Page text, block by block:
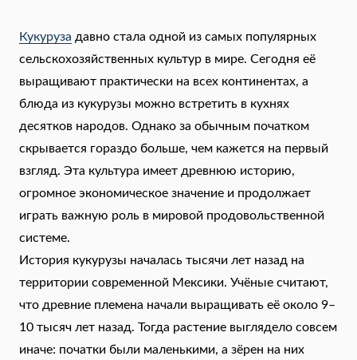
Кукуруза давно стала одной из самых популярных
сельскохозяйственных культур в мире. Сегодня её
выращивают практически на всех континентах, а
блюда из кукурузы можно встретить в кухнях
десятков народов. Однако за обычным початком
скрывается гораздо больше, чем кажется на первый
взгляд. Эта культура имеет древнюю историю,
огромное экономическое значение и продолжает
играть важную роль в мировой продовольственной
системе.
История кукурузы началась тысячи лет назад на
территории современной Мексики. Учёные считают,
что древние племена начали выращивать её около 9–
10 тысяч лет назад. Тогда растение выглядело совсем
иначе: початки были маленькими, а зёрен на них